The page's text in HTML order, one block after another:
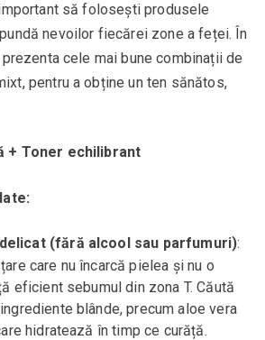
să folosești produsele
nevoilor fiecărei zone a feței. În
cele mai bune combinații de
pentru a obține un ten sănătos,
+ Toner echilibrant
(fără alcool sau parfumuri):
care nu încarcă pielea și nu o
eficient sebumul din zona T. Căută
blânde, precum aloe vera
hidratează în timp ce curăță.